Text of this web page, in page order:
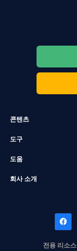
콘텐츠
도구
도움
회사 소개
전용 리소